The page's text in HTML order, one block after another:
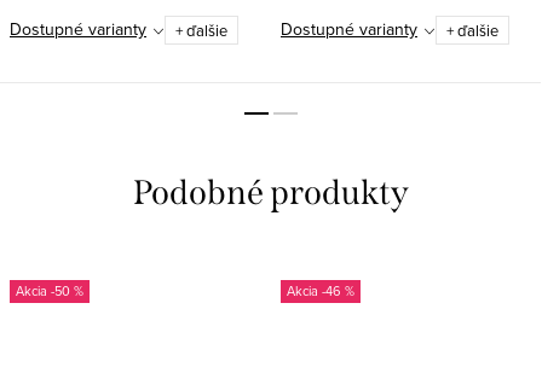
Dostupné varianty
+ ďalšie
Dostupné varianty
+ ďalšie
-50 % -46 %